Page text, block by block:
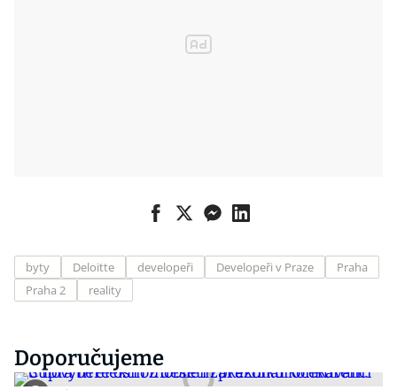
byty Deloitte developeři Developeři v Praze
Praha
Praha 2
reality
Doporučujeme